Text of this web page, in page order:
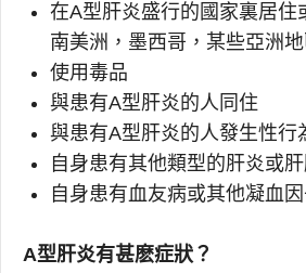
在A型肝炎盛行的國家裏居住
南美洲，墨西哥，某些亞洲
使用毒品
與患有A型肝炎的人同住
與患有A型肝炎的人發生性行
自身患有其他類型的肝炎或
自身患有血友病或其他凝血
A型肝炎有甚麽症狀？